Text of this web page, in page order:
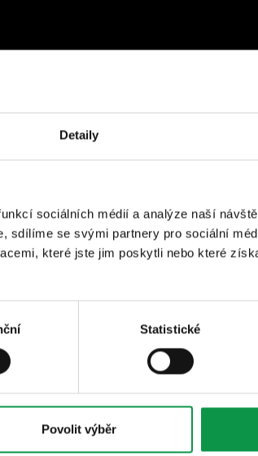
Detaily
sociálních médií a analýze naší
sdílíme se svými partnery pro sociální
které jste jim poskytli nebo které
Statistické
Povolit výběr